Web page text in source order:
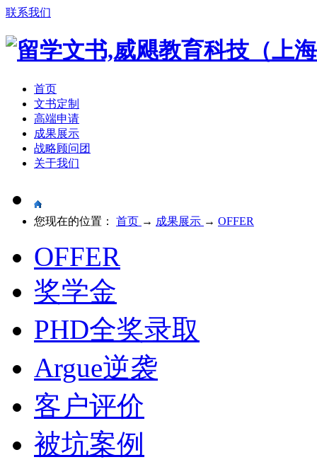
联系我们
首页
文书定制
高端申请
成果展示
战略顾问团
关于我们
您现在的位置： 首页 → 成果展示 → OFFER
OFFER
奖学金
PHD全奖录取
Argue逆袭
客户评价
被坑案例